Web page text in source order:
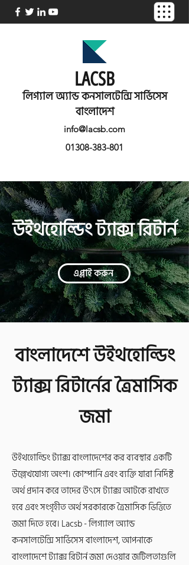
LACSB
লিগ্যাল অ্যান্ড কনসালটেন্সি সার্ভিসেস
বাংলাদেশ
info@lacsb.com
01308-383-801
উইথহোল্ডিং ট্যাক্স রিটার্ন
এপ্লাই করুন
বাংলাদেশে উইথহোল্ডিং
ট্যাক্স রিটার্নের ত্রৈমাসিক
জমা
উইথহোল্ডিং ট্যাক্স বাংলাদেশের কর ব্যবস্থার একটি
উল্লেখযোগ্য অংশ। কোম্পানি এবং ব্যক্তি যারা নির্দিষ্ট
অর্থ প্রদান করে তাদের উৎসে ট্যাক্স আটকে রাখতে
হবে এবং সংগৃহীত অর্থ সরকারকে ত্রৈমাসিক ভিত্তিতে
জমা দিতে হবে। Lacsb - লিগ্যাল অ্যান্ড
কনসালটেন্সি সার্ভিসেস বাংলাদেশ, আপনাকে
বাংলাদেশে ট্যাক্স রিটার্ন জমা দেওয়ার জটিলতাগুলি